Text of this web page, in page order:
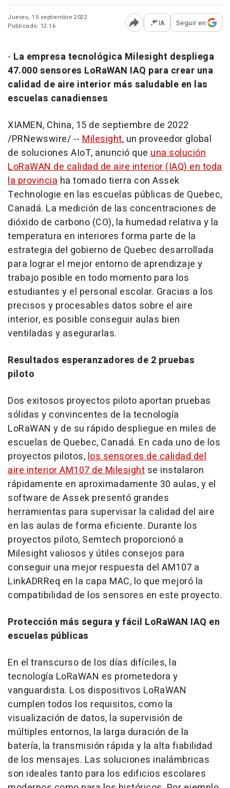
Jueves, 15 septiembre 2022
Publicado: 12:16
Abrir opciones para
IA Seguir en
- La empresa tecnológica Milesight despliega
47.000 sensores LoRaWAN IAQ para crear una
calidad de aire interior más saludable en las
escuelas canadienses
XIAMEN, China, 15 de septiembre de 2022
/PRNewswire/ -- Milesight, un proveedor global
de soluciones AIoT, anunció que una solución
LoRaWAN de calidad de aire interior (IAQ) en toda
la provincia ha tomado tierra con Assek
Technologie en las escuelas públicas de Quebec,
Canadá. La medición de las concentraciones de
dióxido de carbono (CO), la humedad relativa y la
temperatura en interiores forma parte de la
estrategia del gobierno de Quebec desarrollada
para lograr el mejor entorno de aprendizaje y
trabajo posible en todo momento para los
estudiantes y el personal escolar. Gracias a los
precisos y procesables datos sobre el aire
interior, es posible conseguir aulas bien
ventiladas y asegurarlas.
Resultados esperanzadores de 2 pruebas
piloto
Dos exitosos proyectos piloto aportan pruebas
sólidas y convincentes de la tecnología
LoRaWAN y de su rápido despliegue en miles de
escuelas de Quebec, Canadá. En cada uno de los
proyectos pilotos,los sensores de calidad del
aire interior AM107 de Milesight se instalaron
rápidamente en aproximadamente 30 aulas, y el
software de Assek presentó grandes
herramientas para supervisar la calidad del aire
en las aulas de forma eficiente. Durante los
proyectos piloto, Semtech proporcionó a
Milesight valiosos y útiles consejos para
conseguir una mejor respuesta del AM107 a
LinkADRReq en la capa MAC, lo que mejoró la
compatibilidad de los sensores en este proyecto.
Protección más segura y fácil LoRaWAN IAQ en
escuelas públicas
En el transcurso de los días difíciles, la
tecnología LoRaWAN es prometedora y
vanguardista. Los dispositivos LoRaWAN
cumplen todos los requisitos, como la
visualización de datos, la supervisión de
múltiples entornos, la larga duración de la
batería, la transmisión rápida y la alta fiabilidad
de los mensajes. Las soluciones inalámbricas
son ideales tanto para los edificios escolares